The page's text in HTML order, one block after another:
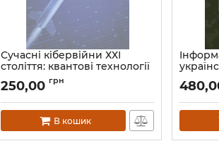
Сучасні кібервійни ХХІ
століття: квантові технології
Артикул: Л13226
250,00 грн
В кошик
в
ґенеза